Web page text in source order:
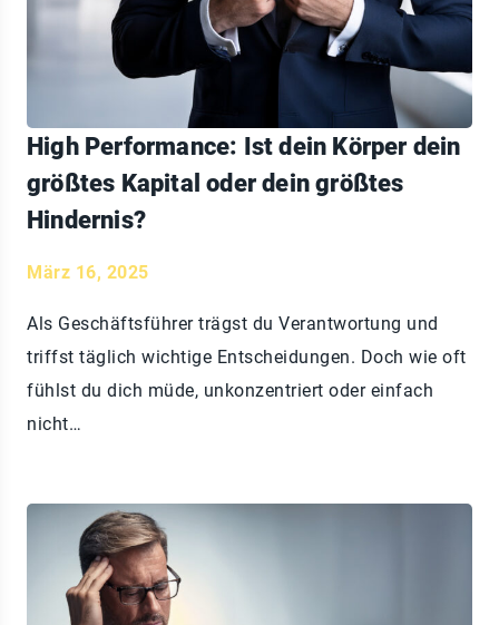
High Performance: Ist dein Körper dein
größtes Kapital oder dein größtes
Hindernis?
März 16, 2025
Als Geschäftsführer trägst du Verantwortung und
triffst täglich wichtige Entscheidungen. Doch wie oft
fühlst du dich müde, unkonzentriert oder einfach
nicht…